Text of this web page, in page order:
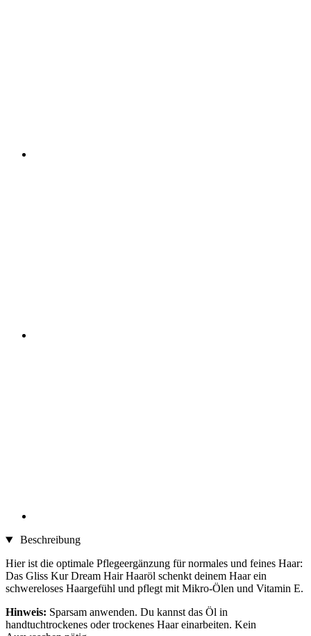
Beschreibung
Hier ist die optimale Pflegeergänzung für normales und feines Haar:
Das Gliss Kur Dream Hair Haaröl schenkt deinem Haar ein
schwereloses Haargefühl und pflegt mit Mikro-Ölen und Vitamin E.
Hinweis: Sparsam anwenden. Du kannst das Öl in
handtuchtrockenes oder trockenes Haar einarbeiten. Kein